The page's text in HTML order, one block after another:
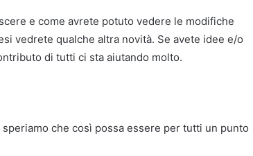
e come avrete potuto vedere le modifiche
vedrete qualche altra novità. Se avete idee e/o
di tutti ci sta aiutando molto.
che così possa essere per tutti un punto